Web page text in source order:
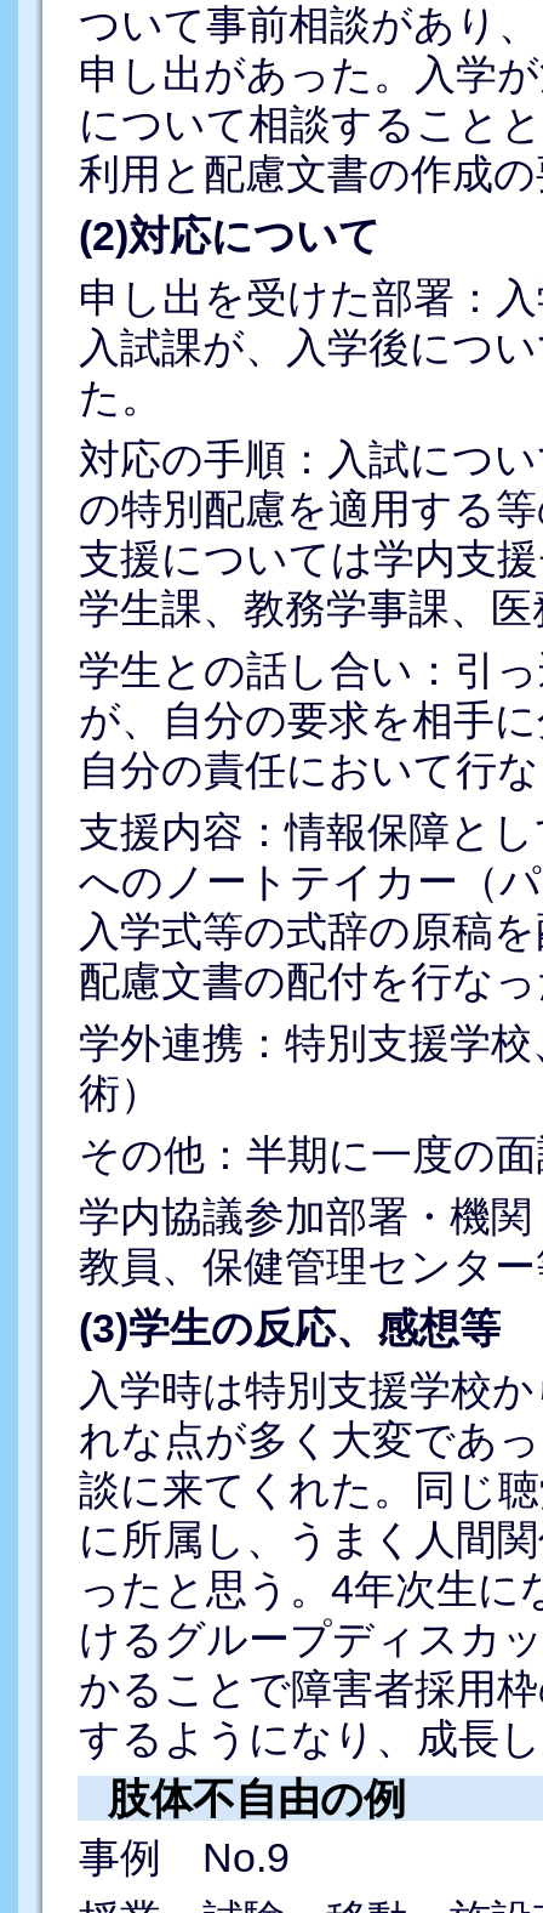
ついて事前相談があり
申し出があった。入学
について相談すること
利用と配慮文書の作成
(2)対応について
申し出を受けた部署：
入試課が、入学後につ
た。
対応の手順：入試につ
の特別配慮を適用する
支援については学内支
学生課、教務学事課、
学生との話し合い：引
が、自分の要求を相手
自分の責任において行
支援内容：情報保障と
へのノートテイカー（
入学式等の式辞の原稿
配慮文書の配付を行な
学外連携：特別支援学
術）
その他：半期に一度の
学内協議参加部署・機
教員、保健管理センタ
(3)学生の反応、感想等
入学時は特別支援学校
れな点が多く大変であ
談に来てくれた。同じ
に所属し、うまく人間
ったと思う。4年次生
けるグループディスカ
かることで障害者採用
するようになり、成長
肢体不自由の例
事例 No.9